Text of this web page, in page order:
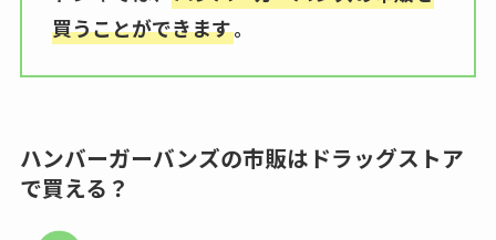
買うことができます。
ハンバーガーバンズの市販はドラッグストア
で買える？